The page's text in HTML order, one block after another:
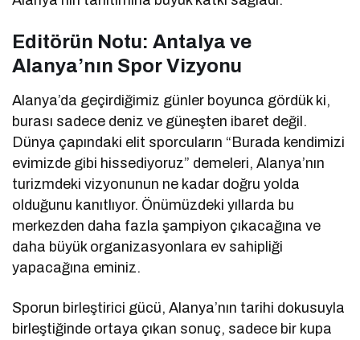
Editörün Notu: Antalya ve
Alanya’nın Spor Vizyonu
Alanya’da geçirdiğimiz günler boyunca gördük ki,
burası sadece deniz ve güneşten ibaret değil.
Dünya çapındaki elit sporcuların “Burada kendimizi
evimizde gibi hissediyoruz” demeleri, Alanya’nın
turizmdeki vizyonunun ne kadar doğru yolda
olduğunu kanıtlıyor. Önümüzdeki yıllarda bu
merkezden daha fazla şampiyon çıkacağına ve
daha büyük organizasyonlara ev sahipliği
yapacağına eminiz.
Sporun birleştirici gücü, Alanya’nın tarihi dokusuyla
birleştiğinde ortaya çıkan sonuç, sadece bir kupa